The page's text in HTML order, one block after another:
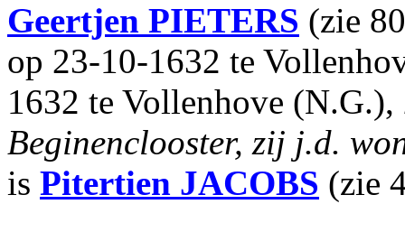
Geertjen PIETERS (zie
op 23-10-1632 te
1632 te Vollenhove (N.G.),
Beginenclooster, zij j.d.
is Pitertien JACOBS (zie